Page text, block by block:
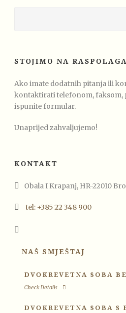
STOJIMO NA
Ako imate dodatnih pitanja ili
kontaktirati telefonom, faksom,
ispunite formular.
Unaprijed zahvaljujemo!
KONTAKT
Obala I Krapanj, HR-22010
tel: +385 22 348 900
NAŠ SMJEŠTAJ
DVOKREVETNA SOBA
Check Details
DVOKREVETNA SOBA S